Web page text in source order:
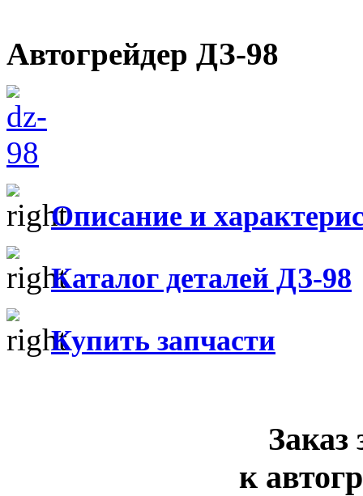
Автогрейдер ДЗ-98
Описание и
Каталог деталей ДЗ-98
Купить запчасти
Заказ
к